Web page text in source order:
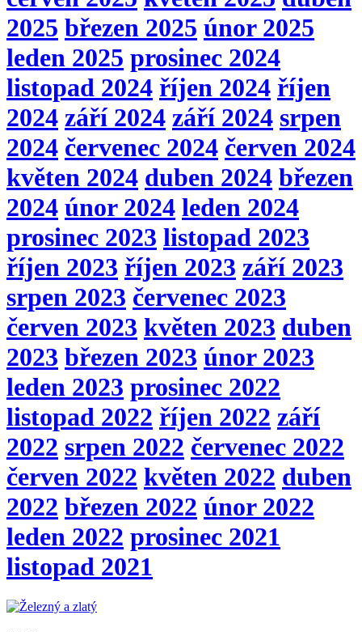
2025 březen 2025 únor 2025
leden 2025 prosinec 2024
listopad 2024 říjen 2024 říjen
2024 září 2024 září 2024 srpen
2024 červenec 2024 červen 2024
květen 2024 duben 2024 březen
2024 únor 2024 leden 2024
prosinec 2023 listopad 2023
říjen 2023 říjen 2023 září 2023
srpen 2023 červenec 2023
červen 2023 květen 2023 duben
2023 březen 2023 únor 2023
leden 2023 prosinec 2022
listopad 2022 říjen 2022 září
2022 srpen 2022 červenec 2022
červen 2022 květen 2022 duben
2022 březen 2022 únor 2022
leden 2022 prosinec 2021
listopad 2021